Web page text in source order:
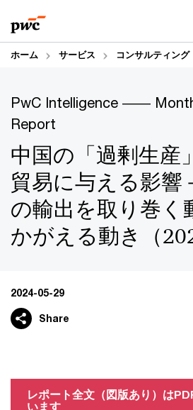
to
content
to
footer
ホーム サービス コンサルティング
PwC Intelligence ――
Report
中国の「過剰生産
貿易に与える影響
の輸出を取り巻く
かがえる動き（
2024-05-29
Share
レポート全文（図版あり）は
います